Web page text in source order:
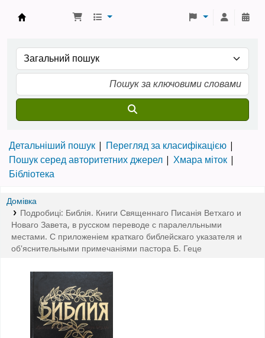
Детальніший пошук
Перегляд за класифікацією
Пошук серед авторитетних джерел
Хмара міток
Бібліотека
Домівка
Подробиці: Библія. Книги Священнаго Писанія Ветхаго и
Новаго Завета, в русском переводе с паралелльными
местами. С приложеніем краткаго библейскаго указателя и
об'яснительными примечаніями пастора Б. Геце